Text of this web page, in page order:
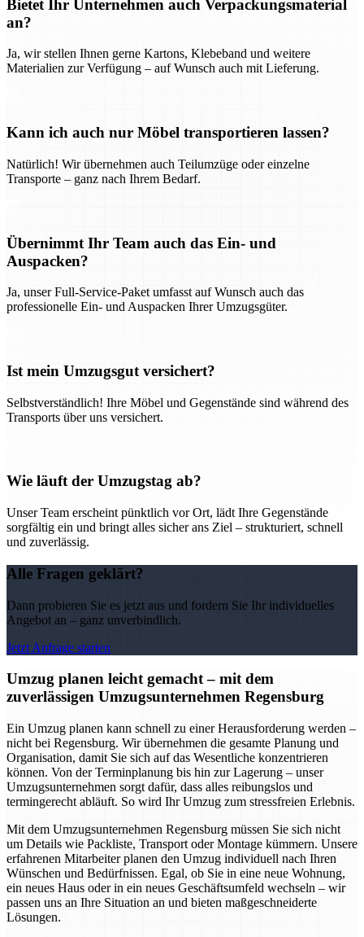
Bietet Ihr Unternehmen auch Verpackungsmaterial
an?
Ja, wir stellen Ihnen gerne Kartons, Klebeband und weitere
Materialien zur Verfügung – auf Wunsch auch mit Lieferung.
Kann ich auch nur Möbel transportieren lassen?
Natürlich! Wir übernehmen auch Teilumzüge oder einzelne
Transporte – ganz nach Ihrem Bedarf.
Übernimmt Ihr Team auch das Ein- und
Auspacken?
Ja, unser Full-Service-Paket umfasst auf Wunsch auch das
professionelle Ein- und Auspacken Ihrer Umzugsgüter.
Ist mein Umzugsgut versichert?
Selbstverständlich! Ihre Möbel und Gegenstände sind während des
Transports über uns versichert.
Wie läuft der Umzugstag ab?
Unser Team erscheint pünktlich vor Ort, lädt Ihre Gegenstände
sorgfältig ein und bringt alles sicher ans Ziel – strukturiert, schnell
und zuverlässig.
Alle Fragen geklärt?
Dann probieren Sie es jetzt aus und fordern Sie Ihr individuelles
Angebot an – ganz unverbindlich.
Jetzt Anfrage starten
Umzug planen leicht gemacht – mit dem
zuverlässigen Umzugsunternehmen Regensburg
Ein Umzug planen kann schnell zu einer Herausforderung werden –
nicht bei Regensburg. Wir übernehmen die gesamte Planung und
Organisation, damit Sie sich auf das Wesentliche konzentrieren
können. Von der Terminplanung bis hin zur Lagerung – unser
Umzugsunternehmen sorgt dafür, dass alles reibungslos und
termingerecht abläuft. So wird Ihr Umzug zum stressfreien Erlebnis.
Mit dem Umzugsunternehmen Regensburg müssen Sie sich nicht
um Details wie Packliste, Transport oder Montage kümmern. Unsere
erfahrenen Mitarbeiter planen den Umzug individuell nach Ihren
Wünschen und Bedürfnissen. Egal, ob Sie in eine neue Wohnung,
ein neues Haus oder in ein neues Geschäftsumfeld wechseln – wir
passen uns an Ihre Situation an und bieten maßgeschneiderte
Lösungen.